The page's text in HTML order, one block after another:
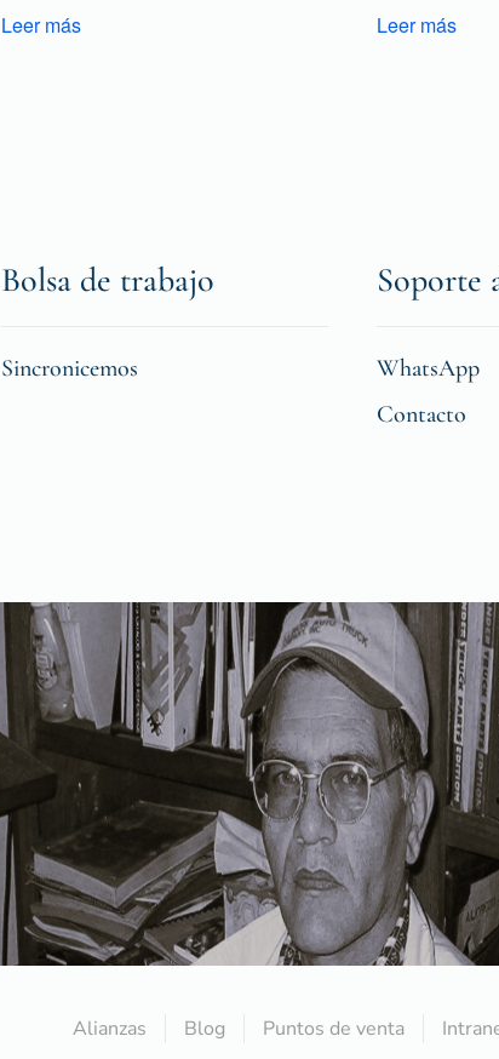
Leer más
Leer más
Bolsa de trabajo
Sincronicemos
Soporte
WhatsApp
Contacto
Alianzas Blog Puntos de venta